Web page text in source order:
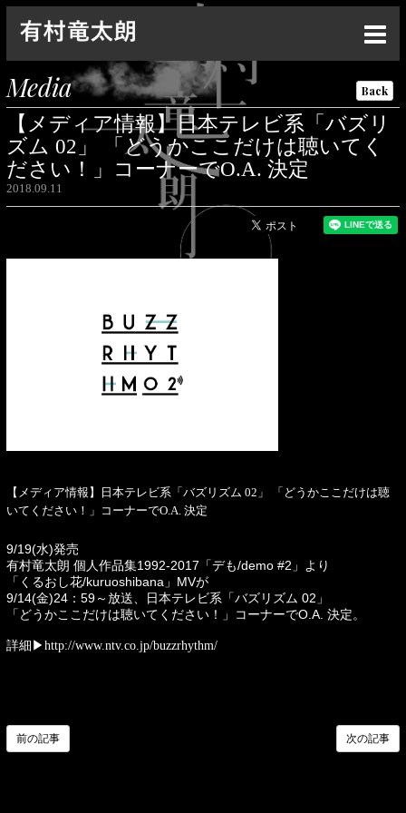
Top
News
Live
Media
Profile
Discography
Contact
Special
Media Back
【メディア情報】日本テレビ系「バズリ
ズム 02」 「どうかここだけは聴いてく
ださい！」コーナーでO.A. 決定
2018.09.11
【メディア情報】日本テレビ系「バズリズム 02」 「どうかここだけは聴
いてください！」コーナーでO.A. 決定
9/19(水)発売
有村竜太朗 個人作品集1992-2017「デも/demo #2」より
「くるおし花/kuruoshibana」MVが
9/14(金)24：59～放送、
日本テレビ系「バズリズム 02」
「どうかここだけは聴いてください！」コーナーでO.A. 決定。
詳細▶︎ http://www.ntv.co.jp/buzzrhythm/
次の記事
前の記事